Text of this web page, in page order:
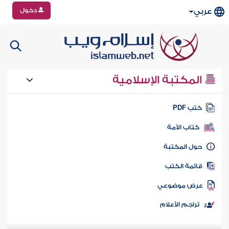
عربي دخول
المكتبة الإسلامية
كتب PDF
كتاب الأمة
المكتبة
الكتب
موضوعي